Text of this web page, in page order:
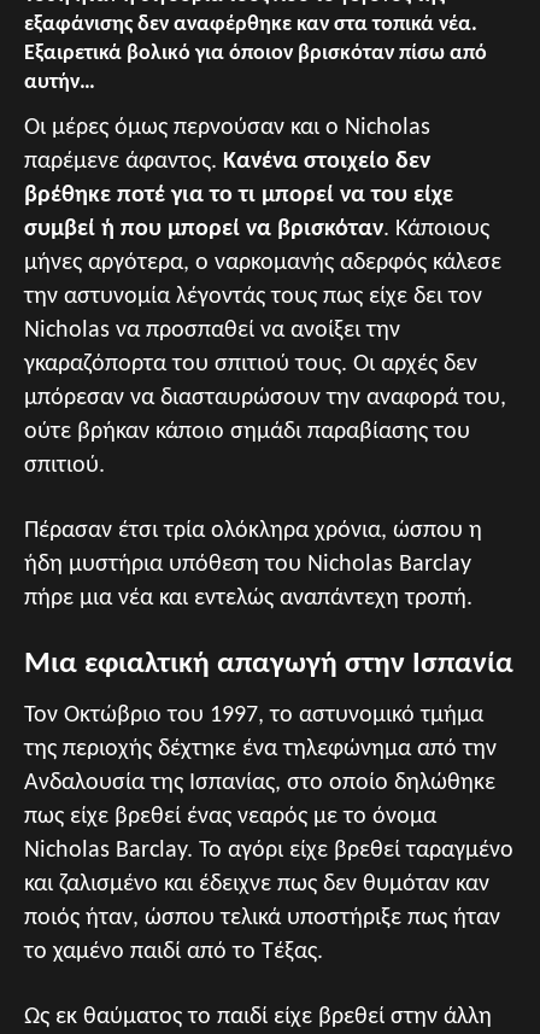
εξαφάνισης δεν αναφέρθηκε καν στα τοπικά νέα.
Εξαιρετικά βολικό για όποιον βρισκόταν πίσω από
αυτήν…
Οι μέρες όμως περνούσαν και ο Nicholas
παρέμενε άφαντος. Κανένα στοιχείο δεν
βρέθηκε ποτέ για το τι μπορεί να του είχε
συμβεί ή που μπορεί να βρισκόταν. Κάποιους
μήνες αργότερα, ο ναρκομανής αδερφός κάλεσε
την αστυνομία λέγοντάς τους πως είχε δει τον
Nicholas να προσπαθεί να ανοίξει την
γκαραζόπορτα του σπιτιού τους. Οι αρχές δεν
μπόρεσαν να διασταυρώσουν την αναφορά του,
ούτε βρήκαν κάποιο σημάδι παραβίασης του
σπιτιού.
Πέρασαν έτσι τρία ολόκληρα χρόνια, ώσπου η
ήδη μυστήρια υπόθεση του Nicholas Barclay
πήρε μια νέα και εντελώς αναπάντεχη τροπή.
Μια εφιαλτική απαγωγή στην Ισπανία
Τον Οκτώβριο του 1997, το αστυνομικό τμήμα
της περιοχής δέχτηκε ένα τηλεφώνημα από την
Ανδαλουσία της Ισπανίας, στο οποίο δηλώθηκε
πως είχε βρεθεί ένας νεαρός με το όνομα
Nicholas Barclay. Το αγόρι είχε βρεθεί ταραγμένο
και ζαλισμένο και έδειχνε πως δεν θυμόταν καν
ποιός ήταν, ώσπου τελικά υποστήριξε πως ήταν
το χαμένο παιδί από το Τέξας.
Ως εκ θαύματος το παιδί είχε βρεθεί στην άλλη